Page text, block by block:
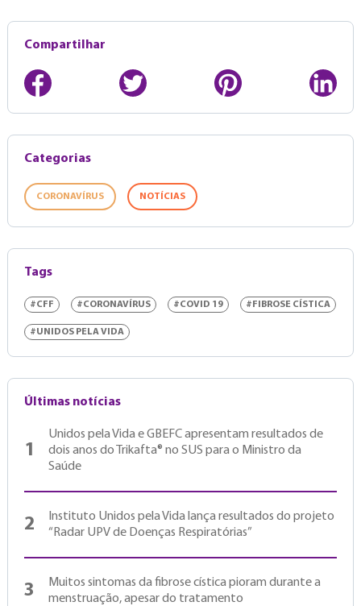
Compartilhar
Categorias
CORONAVÍRUS NOTÍCIAS
Tags
#CFF #CORONAVÍRUS #COVID 19 #FIBROSE CÍSTICA
#UNIDOS PELA VIDA
Últimas notícias
1
Unidos pela Vida e GBEFC apresentam resultados de
dois anos do Trikafta® no SUS para o Ministro da
Saúde
2
Instituto Unidos pela Vida lança resultados do projeto
“Radar UPV de Doenças Respiratórias”
3
Muitos sintomas da fibrose cística pioram durante a
menstruação, apesar do tratamento